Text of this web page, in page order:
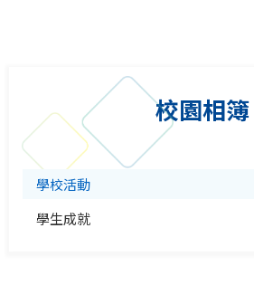
校園相簿
學校活動
學生成就